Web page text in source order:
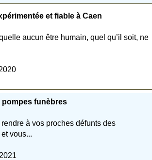
et fiable à Caen
aucun être humain, quel qu’il soit, ne
pompes funèbres
à vos proches défunts des
vous...